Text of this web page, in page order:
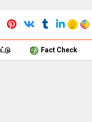
Fact Check